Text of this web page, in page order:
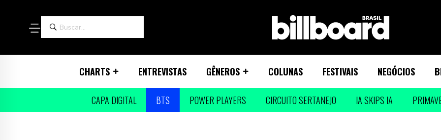
CHARTS ENTREVISTAS GÊNEROS COLUNAS FESTIVAIS NEGÓCIOS
CAPA DIGITAL BTS POWER PLAYERS CIRCUITO SERTANEJO IA SKIPS IA